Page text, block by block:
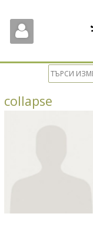
collapse